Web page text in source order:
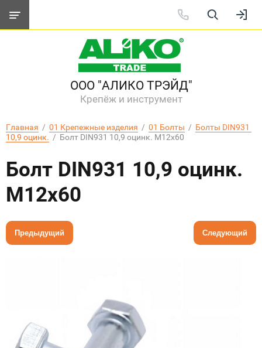
ООО "АЛИКО ТРЭЙД"
Крепёж и инструмент
Главная
  /
01 Крепежные изделия
  /
01 Болты
  /
Болты DIN931
10,9 оцинк.
  /  Болт DIN931 10,9 оцинк. М12х60
Болт DIN931 10,9 оцинк.
М12х60
Предыдущий Следующий